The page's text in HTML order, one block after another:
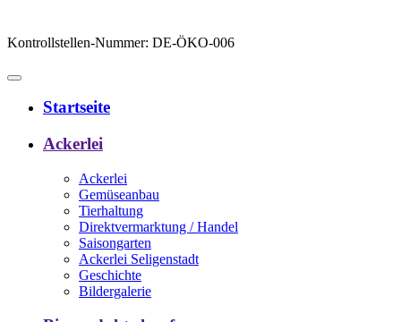
Kontrollstellen-Nummer: DE-ÖKO-006
Startseite
Ackerlei
Ackerlei
Gemüseanbau
Tierhaltung
Direktvermarktung / Handel
Saisongarten
Ackerlei Seligenstadt
Geschichte
Bildergalerie